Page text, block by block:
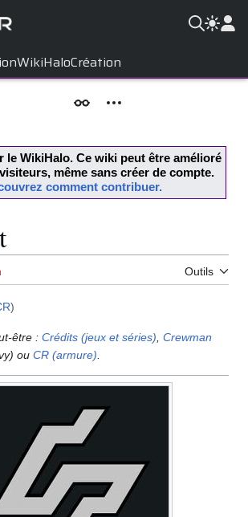
WikiHaloCréation
ApparenceOutils personnels
le WikiHalo. Ce wiki peut être amélioré
même sans créer de compte.
comment contribuer.
des matières
Outils
)
être : Crédits (jeux et séries) Crewman
ou CR (armure)